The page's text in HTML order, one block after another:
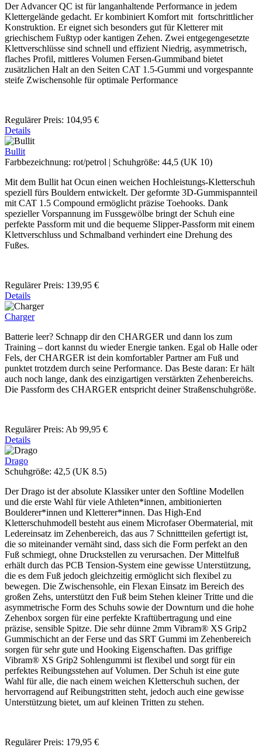
Der Advancer QC ist für langanhaltende Performance in jedem
Klettergelände gedacht. Er kombiniert Komfort mit fortschrittlicher
Konstruktion. Er eignet sich besonders gut für Kletterer mit
griechischem Fußtyp oder kantigen Zehen. Zwei entgegengesetzte
Klettverschlüsse sind schnell und effizient Niedrig, asymmetrisch,
flaches Profil, mittleres Volumen Fersen-Gummiband bietet
zusätzlichen Halt an den Seiten CAT 1.5-Gummi und vorgespannte
steife Zwischensohle für optimale Performance
Regulärer Preis: 104,95 €
Details
Bullit
Farbbezeichnung: rot/petrol | Schuhgröße: 44,5 (UK 10)
Mit dem Bullit hat Ocun einen weichen Hochleistungs-Kletterschuh
speziell fürs Bouldern entwickelt. Der geformte 3D-Gummispannteil
mit CAT 1.5 Compound ermöglicht präzise Toehooks. Dank
spezieller Vorspannung im Fussgewölbe bringt der Schuh eine
perfekte Passform mit und die bequeme Slipper-Passform mit einem
Klettverschluss und Schmalband verhindert eine Drehung des
Fußes.
Regulärer Preis: 139,95 €
Details
Charger
Batterie leer? Schnapp dir den CHARGER und dann los zum
Training – dort kannst du wieder Energie tanken. Egal ob Halle oder
Fels, der CHARGER ist dein komfortabler Partner am Fuß und
punktet trotzdem durch seine Performance. Das Beste daran: Er hält
auch noch lange, dank des einzigartigen verstärkten Zehenbereichs.
Die Passform des CHARGER entspricht deiner Straßenschuhgröße.
Regulärer Preis: Ab 99,95 €
Details
Drago
Schuhgröße: 42,5 (UK 8.5)
Der Drago ist der absolute Klassiker unter den Softline Modellen
und die erste Wahl für viele Athleten*innen, ambitionierten
Boulderer*innen und Kletterer*innen. Das High-End
Kletterschuhmodell besteht aus einem Microfaser Obermaterial, mit
Ledereinsatz im Zehenbereich, das aus 7 Schnittteilen gefertigt ist,
die so miteinander vernäht sind, dass sich die Form perfekt an den
Fuß schmiegt, ohne Druckstellen zu verursachen. Der Mittelfuß
erhält durch das PCB Tension-System eine gewisse Unterstützung,
die es dem Fuß jedoch gleichzeitig ermöglicht sich flexibel zu
bewegen. Die Zwischensohle, ein Flexan Einsatz im Bereich des
großen Zehs, unterstützt den Fuß beim Stehen kleiner Tritte und die
asymmetrische Form des Schuhs sowie der Downturn und die hohe
Zehenbox sorgen für eine perfekte Kraftübertragung und eine
präzise, sensible Spitze. Die sehr dünne 2mm Vibram® XS Grip2
Gummischicht an der Ferse und das SRT Gummi im Zehenbereich
sorgen für sehr gute und Hooking Eigenschaften. Das griffige
Vibram® XS Grip2 Sohlengummi ist flexibel und sorgt für ein
perfektes Reibungsstehen auf Volumen. Der Schuh ist eine gute
Wahl für alle, die nach einem weichen Kletterschuh suchen, der
hervorragend auf Reibungstritten steht, jedoch auch eine gewisse
Unterstützung bietet, um auf kleinen Tritten zu stehen.
Regulärer Preis: 179,95 €